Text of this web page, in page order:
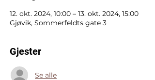
12. okt. 2024, 10:00 – 13. okt. 2024, 15:00
Gjøvik, Sommerfeldts gate 3
Gjester
Se alle